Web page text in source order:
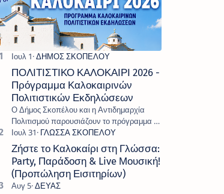
ΠΟΛΙΤΙΣΤΙΚΟ ΚΑΛΟΚΑΙΡΙ 2026 -
Πρόγραμμα Καλοκαιρινών
Πολιτιστικών Εκδηλώσεων
Ο Δήμος Σκοπέλου και η Αντιδημαρχία
Πολιτισμού παρουσιάζουν το πρόγραμμα «
Πολιτιστικό Καλοκαίρι 2026 », ένα πλούσιο
και πολυσυλλεκτικό πρόγραμμα εκδ…
Ζήστε το Καλοκαίρι στη Γλώσσα:
Party, Παράδοση & Live Μουσική!
(Προπώληση Εισιτηρίων)